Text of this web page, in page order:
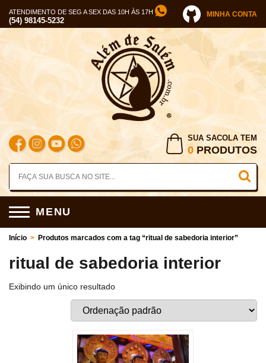
ATENDIMENTO DE SEG A SEX DAS 10H ÀS 17H
(54) 98145-5232
MINHA CONTA
SUA SACOLA TEM
0 PRODUTOS
MENU
Início > Produtos marcados com a tag “ritual de sabedoria interior”
ritual de sabedoria interior
Exibindo um único resultado